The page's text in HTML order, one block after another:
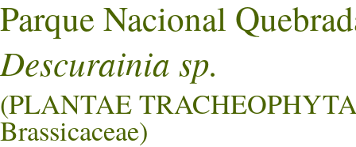
Parque Nacional
Descurainia sp.
(PLANTAE
Brassicaceae)